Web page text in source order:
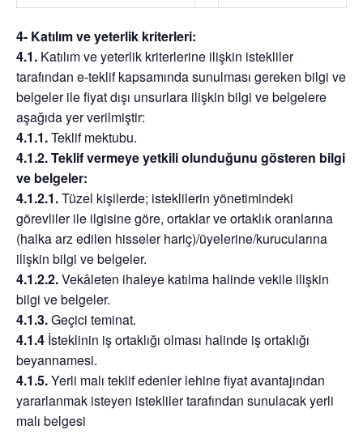
4- Katılım ve yeterlik kriterleri:
4.1. Katılım ve yeterlik kriterlerine ilişkin istekliler
tarafından e-teklif kapsamında sunulması gereken bilgi ve
belgeler ile fiyat dışı unsurlara ilişkin bilgi ve belgelere
aşağıda yer verilmiştir:
4.1.1.Teklif mektubu.
4.1.2. Teklif vermeye yetkili olunduğunu gösteren bilgi
ve belgeler:
4.1.2.1.Tüzel kişilerde; isteklilerin yönetimindeki
görevliler ile ilgisine göre, ortaklar ve ortaklık oranlarına
(halka arz edilen hisseler hariç)/üyelerine/kurucularına
ilişkin bilgi ve belgeler.
4.1.2.2.Vekâleten ihaleye katılma halinde vekile ilişkin
bilgi ve belgeler.
4.1.3.Geçici teminat.
4.1.4 İsteklinin iş ortaklığı olması halinde iş ortaklığı
beyannamesi.
4.1.5.Yerli malı teklif edenler lehine fiyat avantajından
yararlanmak isteyen istekliler tarafından sunulacak yerli
malı belgesi